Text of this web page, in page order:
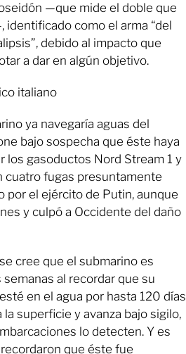
—que mide el doble que
como el arma “del
debido al impacto que
a dar en algún objetivo.
italiano
ya navegaría aguas del
bajo sospecha que éste haya
los gasoductos Nord Stream 1 y
cuatro fugas presuntamente
por el ejército de Putin, aunque
y culpó a Occidente del daño
cree que el submarino es
al recordar que su
en el agua por hasta 120 días
superficie y avanza bajo sigilo,
lo detecten. Y es
que éste fue